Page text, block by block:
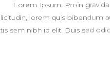
Lorem Ipsum. Proin
lorem quis bibendum
sem nibh id elit. Duis sed